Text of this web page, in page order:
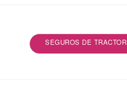
SEGUROS DE TRACTOR